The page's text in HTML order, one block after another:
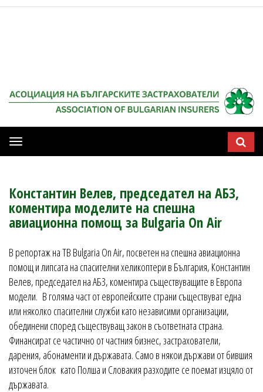
Мобилна
навигация
Константин Велев, председател на АБЗ,
коментира моделите на спешна
авиационна помощ за Bulgaria On Air
В репортаж на ТВ Bulgaria On Air, посветен на спешна авиационна
помощ и липсата на спасителни хеликоптери в България, Константин
Велев, председател на АБЗ, коментира съществуващите в Европа
модели. В голяма част от европейските страни съществуват една
или няколко спасителни служби като независими организации,
обединени според съществуващ закон в съответната страна.
Финансират се частично от частния бизнес, застрахователи,
дарения, абонаменти и държавата. Само в някои държави от бившия
източен блок като Полша и Словакия разходите се поемат изцяло от
държавата.